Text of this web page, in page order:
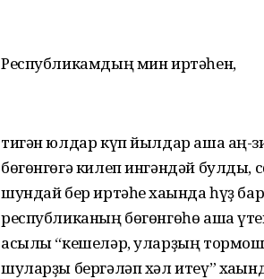
Республикамдың мин иртәһен,
тигән юлдар күп йылдар аша аң-
бөгөнгөгә килеп ингәндәй
шундай бер иртәһе хаҡында һүҙ
республиканың бөгөнгөһө аша
асылы “кешеләр, уларҙың
шуларҙы бергәләп хәл итеү”